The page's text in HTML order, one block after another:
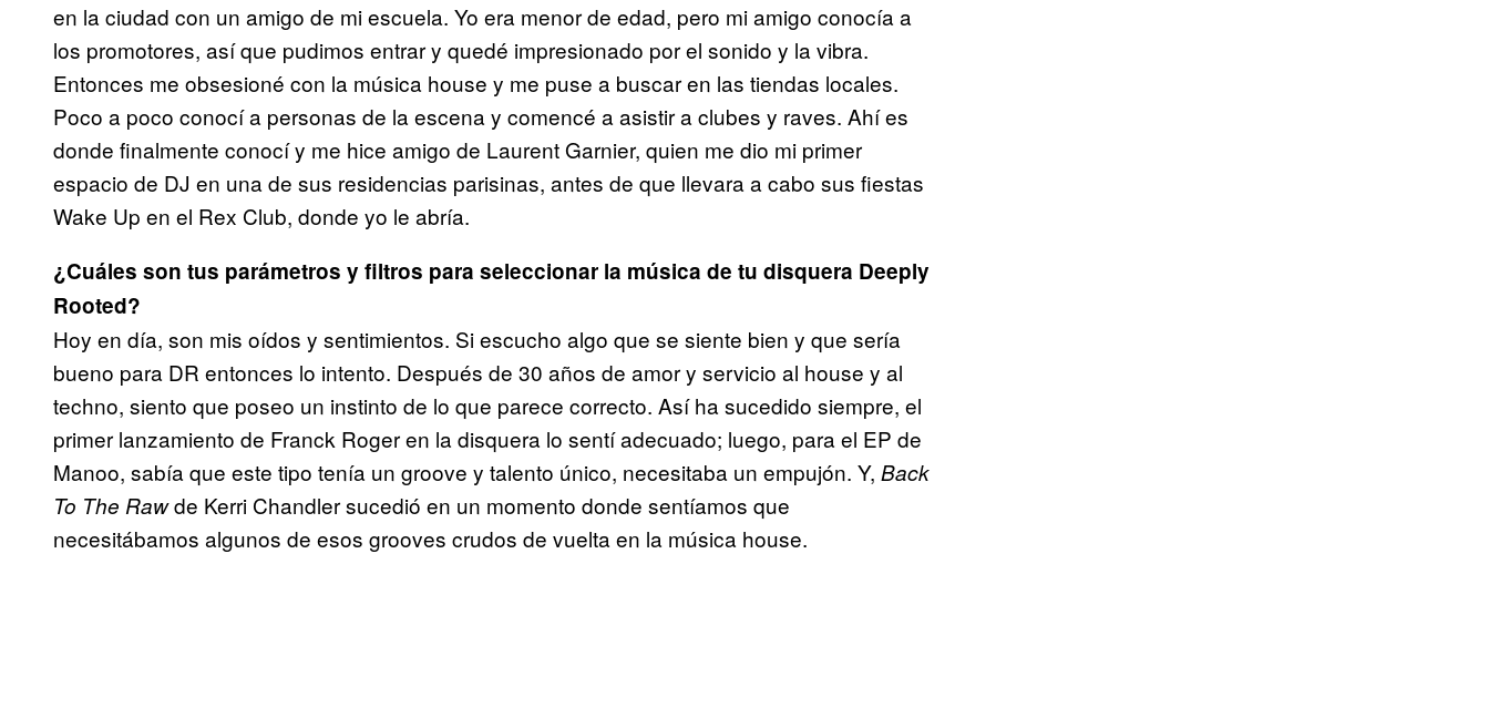
en la ciudad con un amigo de mi escuela. Yo era menor de edad, pero mi amigo conocía a
los promotores, así que pudimos entrar y quedé impresionado por el sonido y la vibra.
Entonces me obsesioné con la música house y me puse a buscar en las tiendas locales.
Poco a poco conocí a personas de la escena y comencé a asistir a clubes y raves. Ahí es
donde finalmente conocí y me hice amigo de Laurent Garnier, quien me dio mi primer
espacio de DJ en una de sus residencias parisinas, antes de que llevara a cabo sus fiestas
Wake Up en el Rex Club, donde yo le abría.
¿Cuáles son tus parámetros y filtros para seleccionar la música de tu disquera Deeply
Rooted?
Hoy en día, son mis oídos y sentimientos. Si escucho algo que se siente bien y que sería
bueno para DR entonces lo intento. Después de 30 años de amor y servicio al house y al
techno, siento que poseo un instinto de lo que parece correcto. Así ha sucedido siempre, el
primer lanzamiento de Franck Roger en la disquera lo sentí adecuado; luego, para el EP de
Manoo, sabía que este tipo tenía un groove y talento único, necesitaba un empujón. Y, Back
To The Rawde Kerri Chandler sucedió en un momento donde sentíamos que
necesitábamos algunos de esos grooves crudos de vuelta en la música house.